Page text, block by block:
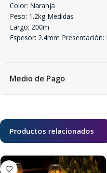
Color: Naranja
Peso: 1.2kg Medidas
Largo: 200m
Espesor: 2.4mm Presentación:
Medio de Pago
Productos relacionados